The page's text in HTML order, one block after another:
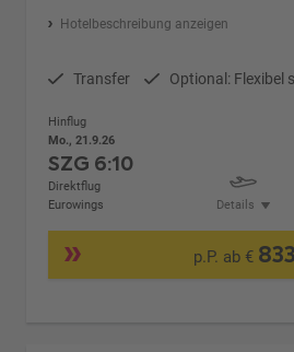
Hotelbeschreibung anzeigen
Transfer Optional: Flexibel
Hinflug
Mo., 21.9.26
SZG 6:10
Direktflug
Eurowings
Details
p.P. ab €